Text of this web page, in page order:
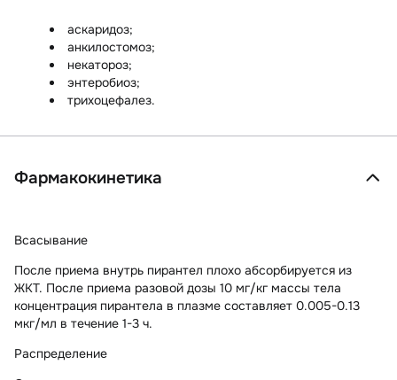
аскаридоз;
анкилостомоз;
некатороз;
энтеробиоз;
трихоцефалез.
Фармакокинетика
Всасывание
После приема внутрь пирантел плохо абсорбируется из
ЖКТ. После приема разовой дозы 10 мг/кг массы тела
концентрация пирантела в плазме составляет 0.005-0.13
мкг/мл в течение 1-3 ч.
Распределение